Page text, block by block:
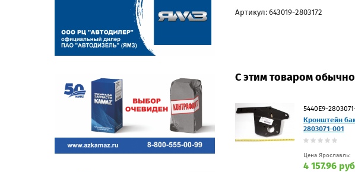
Артикул: 643019-2803172
С этим товаром
5440Е9-
Кронштейн
2803071-001
Цена Ярославль:
4 157.96